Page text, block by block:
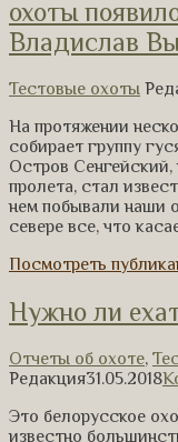
охоты
Владислав
Тестовые охоты
На протяжении
собирает группу
Остров Сенгейский,
пролета, стал
нем побывали наши
севере все, что
Посмотреть
Нужно ли
Отчеты об охоте,
Редакция31.05.2018
Это белорусское
известно